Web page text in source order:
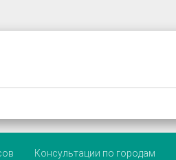
Консультации по городам